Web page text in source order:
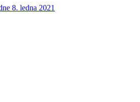
8. ledna 2021